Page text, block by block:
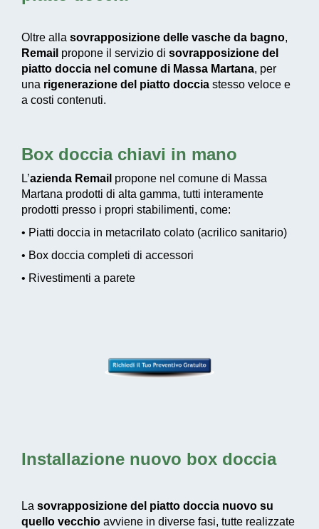
Oltre alla sovrapposizione delle vasche da bagno,
Remail propone il servizio di sovrapposizione del
piatto doccia nel comune di Massa Martana, per
una rigenerazione del piatto doccia stesso veloce e
a costi contenuti.
Box doccia chiavi in mano
L’azienda Remail propone nel comune di Massa
Martana prodotti di alta gamma, tutti interamente
prodotti presso i propri stabilimenti, come:
• Piatti doccia in metacrilato colato (acrilico sanitario)
• Box doccia completi di accessori
• Rivestimenti a parete
Installazione nuovo box doccia
La sovrapposizione del piatto doccia nuovo su
quello vecchio avviene in diverse fasi, tutte realizzate